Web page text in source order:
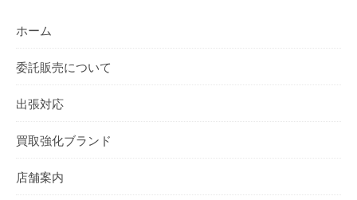
ホーム
委託販売について
出張対応
買取強化ブランド
店舗案内